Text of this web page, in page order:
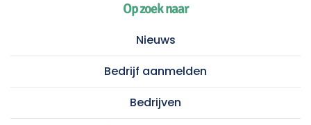
Op zoek naar
Nieuws
Bedrijf aanmelden
Bedrijven